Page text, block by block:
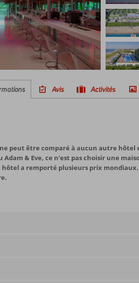
Avis Activités
peut être comparé à aucun autre hôtel
& Eve, ce n'est pas choisir une
a remporté plusieurs prix mondiaux.